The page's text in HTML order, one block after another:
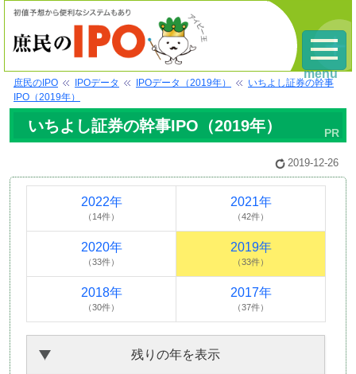
庶民のIPO IPOデータ IPOデータ（2019年）
いちよし証券の幹事
IPO（2019年）
いちよし証券の幹事IPO（2019年）
2019-12-26
2022年
（14件）
2021年
（42件）
2020年
（33件）
2019年
（33件）
2018年
（30件）
2017年
（37件）
残りの年を表示
menu